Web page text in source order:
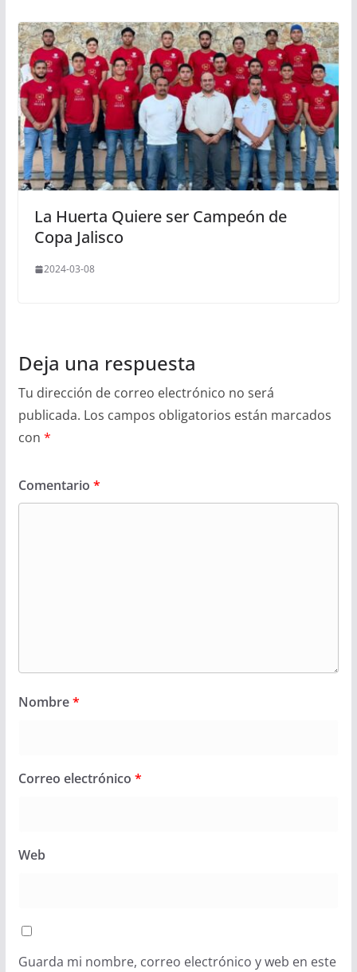
La Huerta Quiere ser Campeón de
Copa Jalisco
2024-03-08
Deja una respuesta
Tu dirección de correo electrónico no será
publicada. Los campos obligatorios están marcados
con *
Comentario *
Nombre*
Correo electrónico *
Web
Guarda mi nombre, correo electrónico y web en este